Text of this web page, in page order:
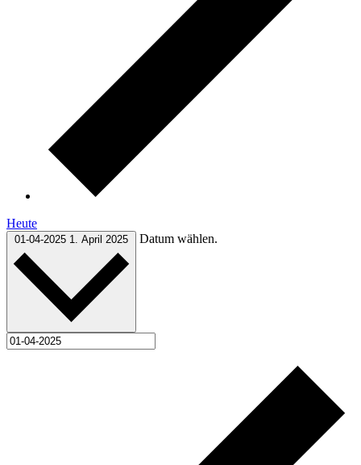
Heute
01-04-2025 1. April 2025 Datum wählen.